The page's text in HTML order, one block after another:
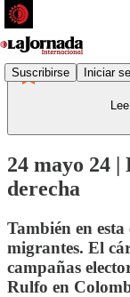
Suscribirse Iniciar
24 mayo 24
derecha
También en
migrantes. El
campañas
Rulfo en